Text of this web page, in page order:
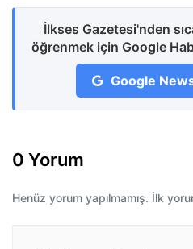
İlkses Gazetesi'nden
öğrenmek için Google
Google
0 Yorum
Henüz yorum yapılmamış. İlk